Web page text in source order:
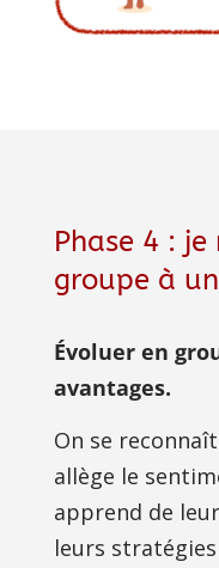
Phase 4 : je
groupe à
Évoluer en
avantages.
On se
allège le
apprend de
leurs